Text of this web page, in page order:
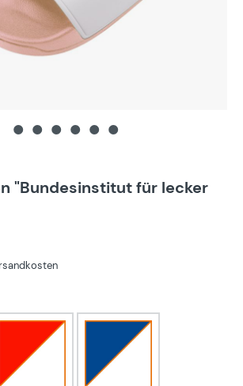
"Bundesinstitut für lecker